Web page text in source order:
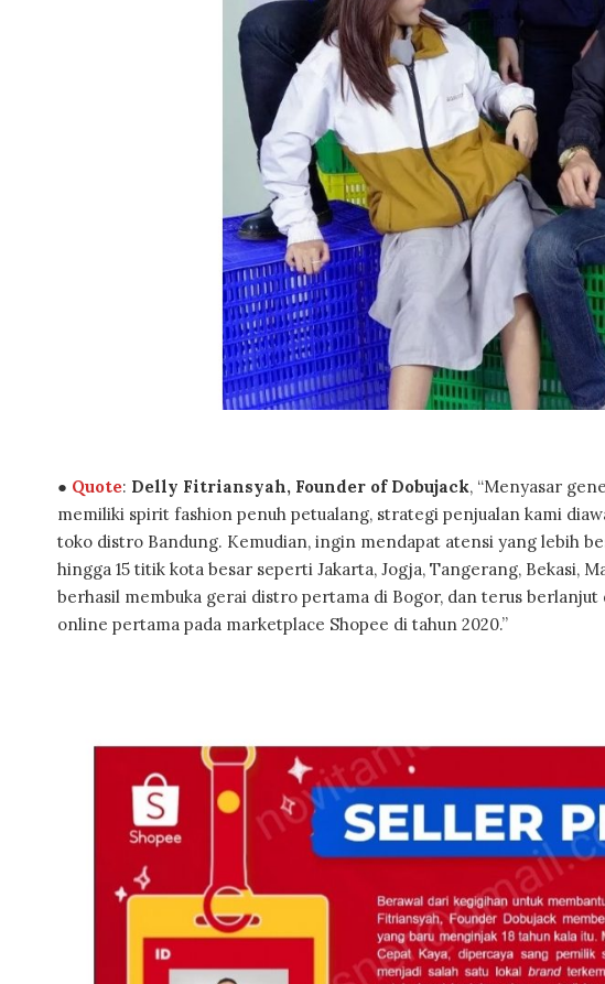
● Quote: Delly Fitriansyah, Founder of Dobujack, “Menyasar
memiliki spirit fashion penuh petualang, strategi penjualan kami
toko distro Bandung. Kemudian, ingin mendapat atensi yang lebih
hingga 15 titik kota besar seperti Jakarta, Jogja, Tangerang, Bekasi,
berhasil membuka gerai distro pertama di Bogor, dan terus berlanjut
online pertama pada marketplace Shopee di tahun 2020.”